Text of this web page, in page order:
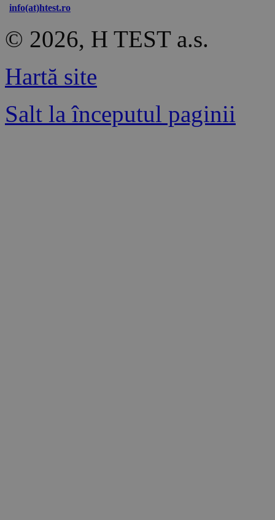
info(at)htest.ro
© 2026, H TEST a.s.
Hartă site
Salt la începutul paginii